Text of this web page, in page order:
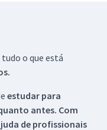
o que está
estudar para
antes. Com
de profissionais